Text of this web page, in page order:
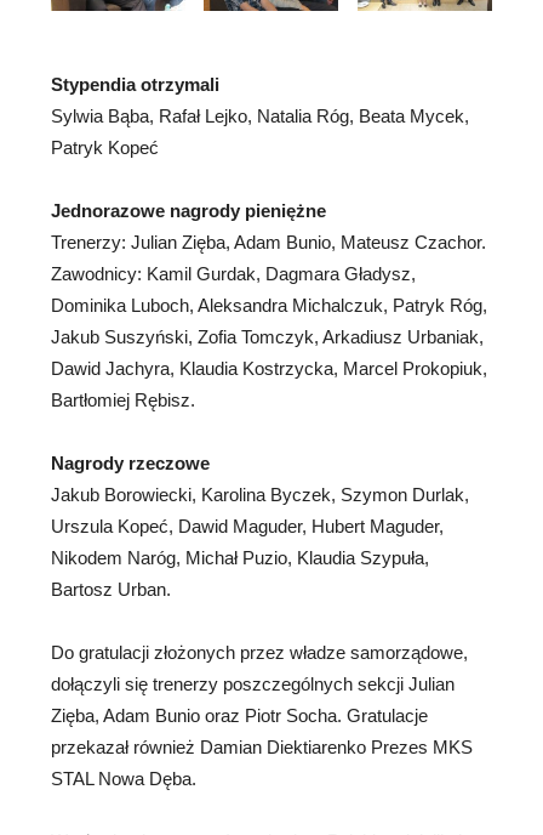
Stypendia otrzymali
Sylwia Bąba, Rafał Lejko, Natalia Róg, Beata Mycek,
Patryk Kopeć
Jednorazowe nagrody pieniężne
Trenerzy: Julian Zięba, Adam Bunio, Mateusz Czachor.
Zawodnicy: Kamil Gurdak, Dagmara Gładysz,
Dominika Luboch, Aleksandra Michalczuk, Patryk Róg,
Jakub Suszyński, Zofia Tomczyk, Arkadiusz Urbaniak,
Dawid Jachyra, Klaudia Kostrzycka, Marcel Prokopiuk,
Bartłomiej Rębisz.
Nagrody rzeczowe
Jakub Borowiecki, Karolina Byczek, Szymon Durlak,
Urszula Kopeć, Dawid Maguder, Hubert Maguder,
Nikodem Naróg, Michał Puzio, Klaudia Szypuła,
Bartosz Urban.
Do gratulacji złożonych przez władze samorządowe,
dołączyli się trenerzy poszczególnych sekcji Julian
Zięba, Adam Bunio oraz Piotr Socha. Gratulacje
przekazał również Damian Diektiarenko Prezes MKS
STAL Nowa Dęba.